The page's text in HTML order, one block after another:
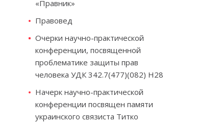
«Правник»
Правовед
Очерки научно-практической
конференции, посвященной
проблематике защиты прав
человека УДК 342.7(477)(082) Н28
Начерк научно-практической
конференции посвящен памяти
украинского связиста Титко